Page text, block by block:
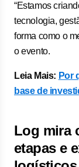
“Estamos
tecnologia,
forma como o
o evento.
Leia Mais: Por
base de
Log mira
etapas e